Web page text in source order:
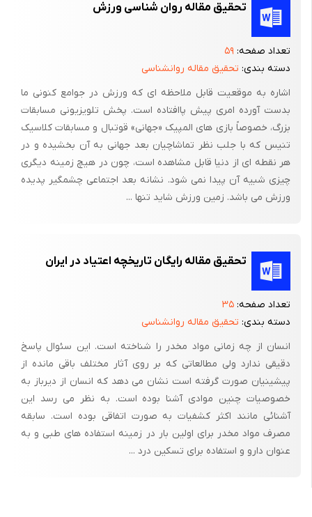
تحقیق مقاله روان شناسی ورزش
تعداد صفحه: ۵۹
دسته بندی: تحقیق مقاله روانشناسی
اشاره به موقعیت قابل ملاحظه ای که ورزش در جوامع کنونی ما
بدست آورده امری پیش پاافتاده است. پخش تلویزیونی مسابقات
بزرگ، خصوصاً بازی های المپیک «جهانی» قوتبال و مسابقات کلاسیک
تنیس که با جلب نظر تماشاچیان بعد جهانی به آن بخشیده و در
هر نقطه ای از دنیا قابل مشاهده است، چون در هیچ زمینه دیگری
چیزی شبیه آن پیدا نمی شود. نشانه بعد اجتماعی چشمگیر پدیده
ورزش می باشد. زمین ورزش شاید تنها ...
تحقیق مقاله رایگان تاریخچه اعتیاد در ایران
تعداد صفحه: ۳۵
دسته بندی: تحقیق مقاله روانشناسی
انسان از چه زمانی مواد مخدر را شناخته است. این سئوال پاسخ
دقیقی ندارد ولی مطالعاتی که بر روی آثار مختلف باقی مانده از
پیشینیان صورت گرفته است نشان می دهد که انسان از دیرباز به
خصوصیات چنین موادی آشنا بوده است. به نظر می رسد این
آشنائی مانند اکثر کشفیات به صورت اتفاقی بوده است. سابقه
مصرف مواد مخدر برای اولین بار در زمینه استفاده های طبی و به
عنوان دارو و استفاده برای تسکین درد ...